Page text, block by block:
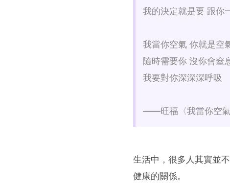
我的決定就是要 跟你
我當你空氣 你就是空
隨時需要你 沒你會窒
我要對你深深深呼吸
——旺福〈我當你空氣
生活中，很多人其實並
健康的關係。